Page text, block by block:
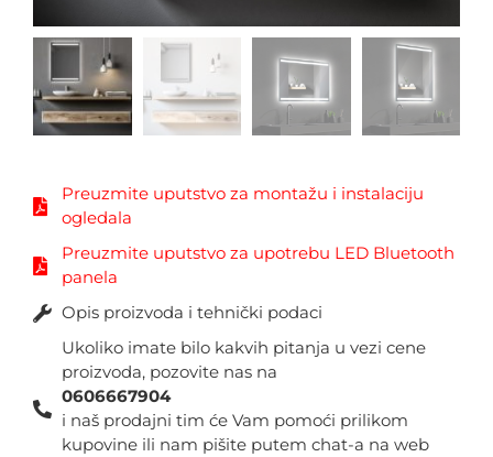
Preuzmite uputstvo za montažu i instalaciju
ogledala
Preuzmite uputstvo za upotrebu LED Bluetooth
panela
Opis proizvoda i tehnički podaci
Ukoliko imate bilo kakvih pitanja u vezi cene
proizvoda, pozovite nas na
0606667904
i naš prodajni tim će Vam pomoći prilikom
kupovine ili nam pišite putem chat-a na web